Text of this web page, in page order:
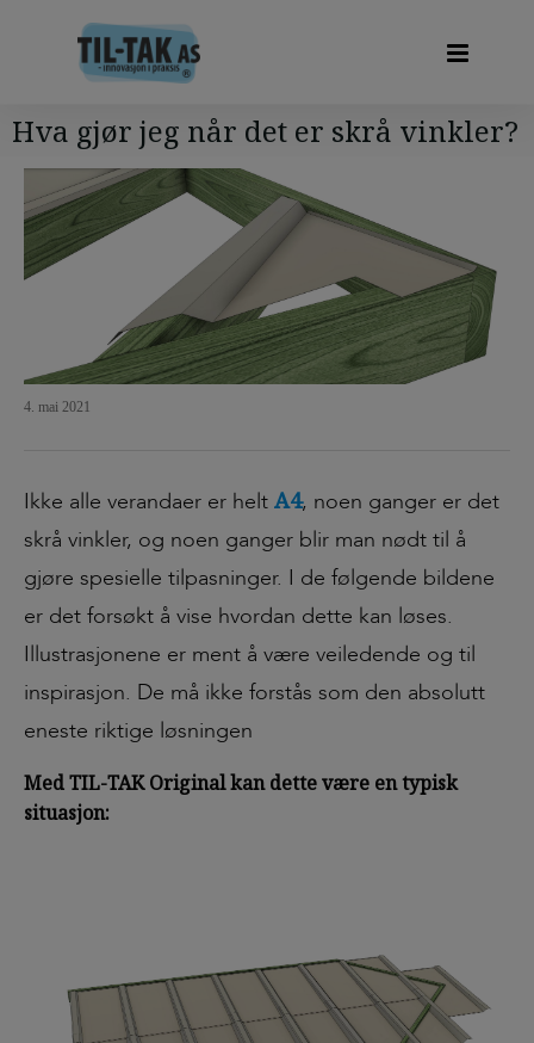
Hva gjør jeg når det er skrå vinkler?
4. mai 2021
Ikke alle verandaer er helt A4, noen ganger er det
skrå vinkler, og noen ganger blir man nødt til å
gjøre spesielle tilpasninger. I de følgende bildene
er det forsøkt å vise hvordan dette kan løses.
Illustrasjonene er ment å være veiledende og til
inspirasjon. De må ikke forstås som den absolutt
eneste riktige løsningen
Med TIL-TAK Original kan dette være en typisk
situasjon: